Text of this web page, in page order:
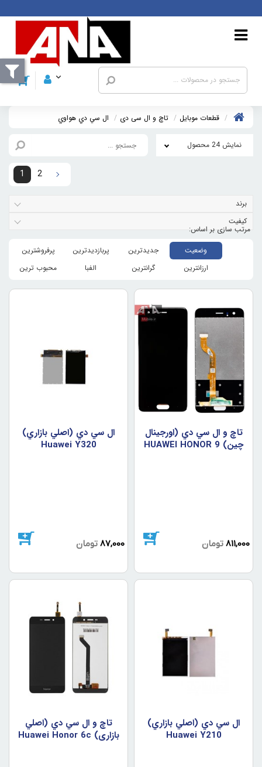
قطعات موبايل تاچ و ال سی دی ال سي دي هواوي
نمایش 24 محصول
1 2
برند
کیفیت
وضعیت جدیدترین پربازدیدترین
پرفروشترین
ارزانترین
گرانترین الفبا محبوب ترین
تاچ و ال سي دي (اورجينال
چين) HUAWEI HONOR 9
811,000 تومان
ال سي دي (اصلي بازاري)
Huawei Y320
87,000 تومان
ال سي دي (اصلي بازاري)
Huawei Y210
تاچ و ال سي دي (اصلي
بازاري) Huawei Honor 6c